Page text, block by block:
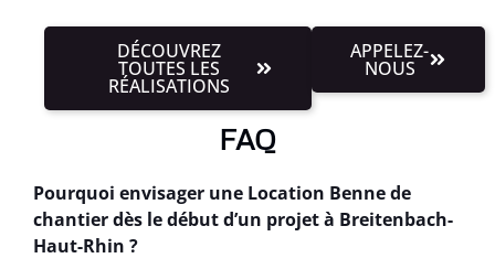
DÉCOUVREZ
TOUTES LES
RÉALISATIONS
APPELEZ-
NOUS
FAQ
Pourquoi envisager une Location Benne de
chantier dès le début d’un projet à Breitenbach-
Haut-Rhin ?